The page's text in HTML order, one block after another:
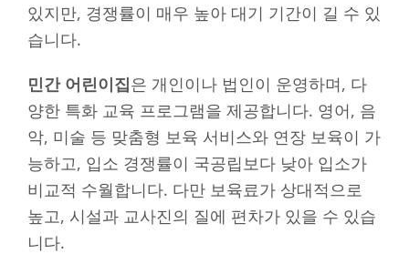
있지만, 경쟁률이 매우 높아 대기 기간이 길 수 있
습니다.
민간 어린이집은 개인이나 법인이 운영하며, 다
양한 특화 교육 프로그램을 제공합니다. 영어, 음
악, 미술 등 맞춤형 보육 서비스와 연장 보육이 가
능하고, 입소 경쟁률이 국공립보다 낮아 입소가
비교적 수월합니다. 다만 보육료가 상대적으로
높고, 시설과 교사진의 질에 편차가 있을 수 있습
니다.